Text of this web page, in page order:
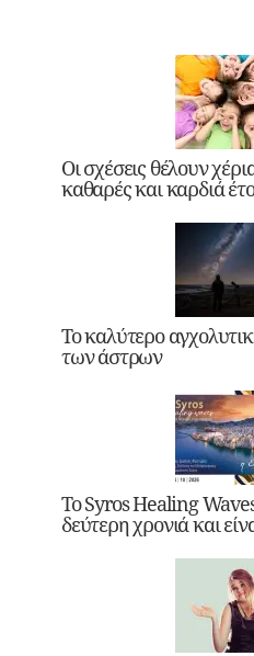
Οι σχέσεις θέλουν
καθαρές και καρδιά
Το καλύτερο
των άστρων
Το Syros Healing
δεύτερη χρονιά και